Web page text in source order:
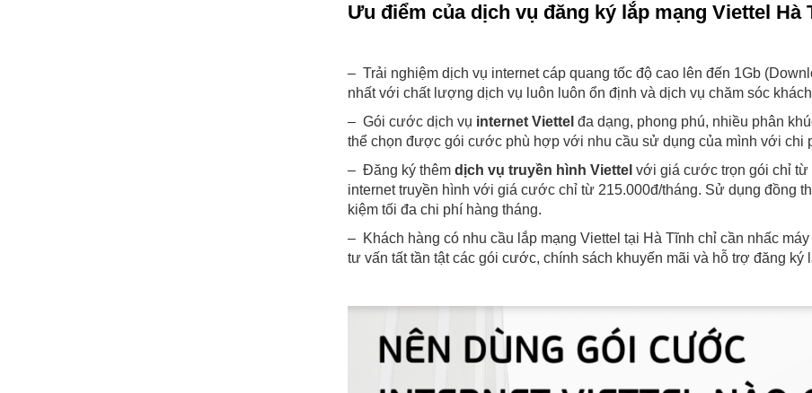
Ưu điểm của dịch vụ đăng ký lắp mạng Viettel Hà
– Trải nghiệm dịch vụ internet cáp quang tốc độ cao lên đến 1Gb
nhất với chất lượng dịch vụ luôn luôn ổn định và dịch vụ chăm sóc
– Gói cước dịch vụ internet Viettel đa dạng, phong phú, nhiều phân
thể chọn được gói cước phù hợp với nhu cầu sử dụng của mình với chi
– Đăng ký thêm dịch vụ truyền hình Viettel với giá cước trọn gói chỉ từ
internet truyền hình với giá cước chỉ từ 215.000đ/tháng. Sử dụng đồng
kiệm tối đa chi phí hàng tháng.
– Khách hàng có nhu cầu lắp mạng Viettel tại Hà Tĩnh chỉ cần nhấc
tư vấn tất tần tật các gói cước, chính sách khuyến mãi và hỗ trợ đăng ký